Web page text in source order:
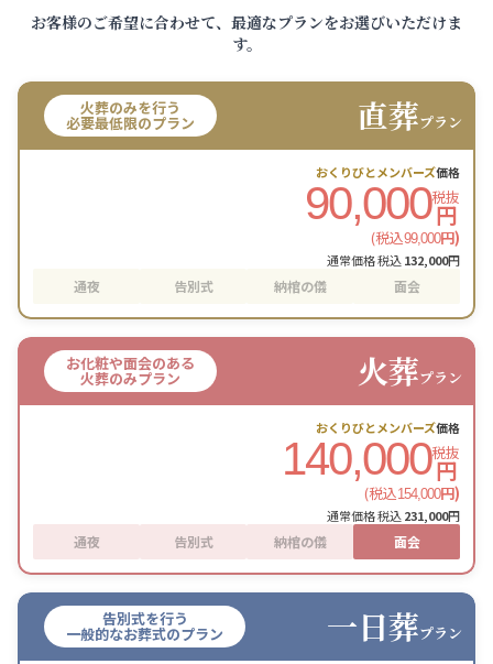
お客様のご希望に合わせて、最適なプランをお選びいただけま
す。
火葬のみを行う
必要最低限のプラン 直葬プラン
おくりびとメンバーズ価格
90,000税抜
円
(税込99,000円)
通常価格 税込132,000円
通夜 告別式 納棺の儀 面会
お化粧や面会のある
火葬のみプラン 火葬プラン
おくりびとメンバーズ価格
140,000税抜
円
(税込154,000円)
通常価格 税込231,000円
通夜 告別式 納棺の儀 面会
告別式を行う
一般的なお葬式のプラン 一日葬プラン